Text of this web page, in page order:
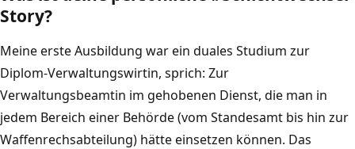
Story?
Meine erste Ausbildung war ein duales Studium zur
Diplom-Verwaltungswirtin, sprich: Zur
Verwaltungsbeamtin im gehobenen Dienst, die man in
jedem Bereich einer Behörde (vom Standesamt bis hin zur
Waffenrechsabteilung) hätte einsetzen können. Das